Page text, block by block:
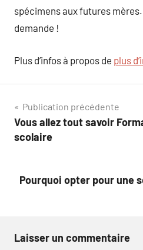
spécimens aux futures mères.
demande !
Plus d’infos à propos de plus
Navigation
de
Publication précédente
Vous allez tout savoir
scolaire
Pourquoi opter pour une
Laisser un commentaire